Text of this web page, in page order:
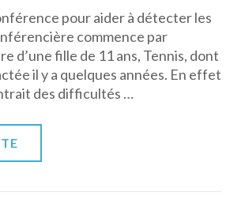
dyslexies
:
comment
les
comprendre,
pour aider à détecter les
commence par
d’une fille de 11 ans, Tennis, dont
il y a quelques années. En effet
des difficultés …